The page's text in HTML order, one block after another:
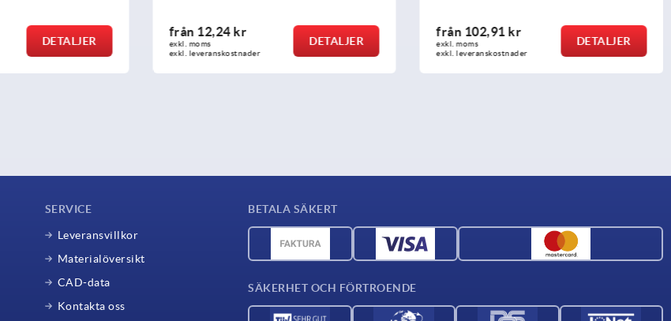
DETALJER
från102,91 kr
exkl. moms
exkl. leveranskostnader
DETALJER
från 26,57 kr
exkl. moms
exkl. leveranskostnader
DETALJER
SERVICE
Leveransvillkor
Materialöversikt
CAD-data
Kontakta oss
BETALA SÄKERT
SÄKERHET OCH FÖRTROENDE